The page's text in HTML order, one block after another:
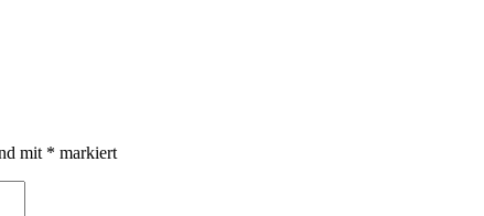
mit * markiert